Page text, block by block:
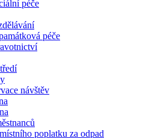
péče
péče
návštěv
poplatku za odpad